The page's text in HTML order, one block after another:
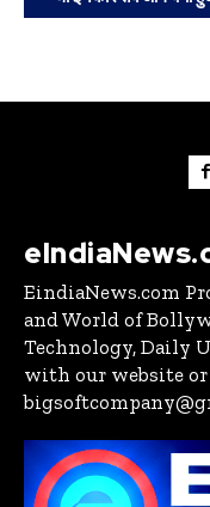
EindiaNews.com
and World of
Technology, Daily
with our website